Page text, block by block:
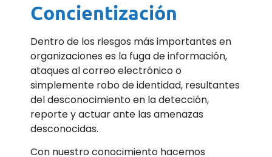
Concientización
Dentro de los riesgos más importantes en
organizaciones es la fuga de información,
ataques al correo electrónico o
simplemente robo de identidad, resultantes
del desconocimiento en la detección,
reporte y actuar ante las amenazas
desconocidas.
Con nuestro conocimiento hacemos